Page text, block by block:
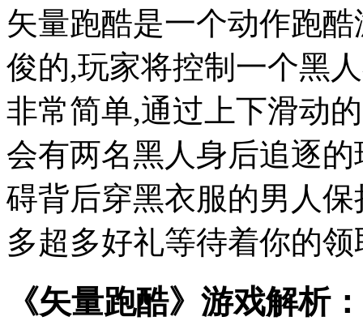
矢量跑酷是一个动作跑
俊的,玩家将控制一个黑
非常简单,通过上下滑动
会有两名黑人身后追逐
碍背后穿黑衣服的男人
多超多好礼等待着你的领
《矢量跑酷》游戏解析：